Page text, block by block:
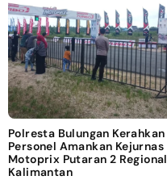
Polresta Bulungan Kerahkan
Personel Amankan Kejurnas
Motoprix Putaran 2 Regional
Kalimantan